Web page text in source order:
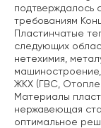
подтверждалось
требованиям
Пластинчатые
следующих
нетехимия,
ЖКХ (ГВС,
Материалы
нержавеющая
оптимальное